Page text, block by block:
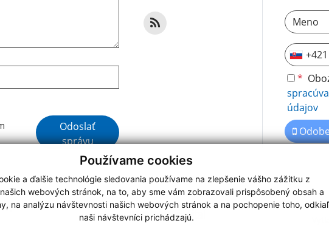
Používame cookies
a ďalšie technológie sledovania používame na zlepšenie vášho zážitku z
webových stránok, na to, aby sme vám zobrazovali prispôsobený obsah a
na analýzu návštevnosti našich webových stránok a na pochopenie toho, odkiaľ
naši návštevníci prichádzajú.
Google reCaptcha Response
Odoslať
správu
+421
*
údajov
2,
webdesign|